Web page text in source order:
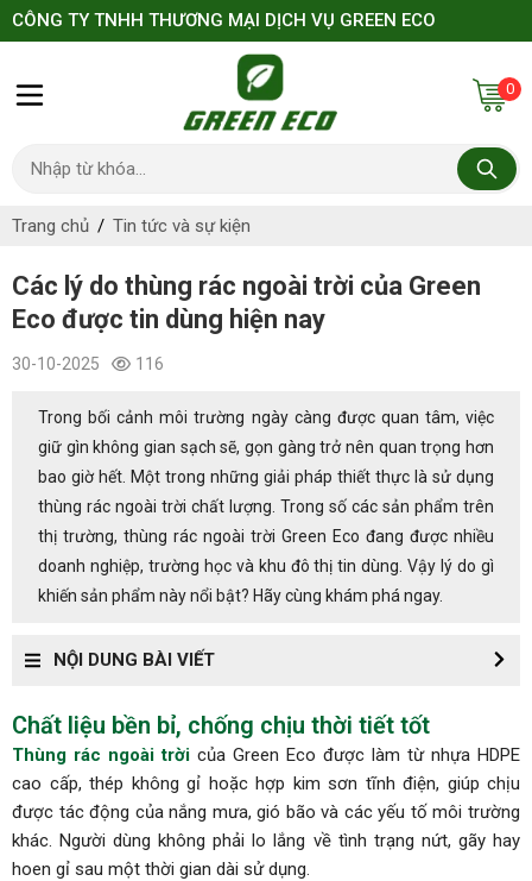
CÔNG TY TNHH THƯƠNG MẠI DỊCH VỤ GREEN ECO
0
Trang chủ Tin tức và sự kiện
Các lý do thùng rác ngoài trời của Green
Eco được tin dùng hiện nay
30-10-2025 116
Trong bối cảnh môi trường ngày càng được quan tâm, việc
giữ gìn không gian sạch sẽ, gọn gàng trở nên quan trọng hơn
bao giờ hết. Một trong những giải pháp thiết thực là sử dụng
thùng rác ngoài trời chất lượng. Trong số các sản phẩm trên
thị trường, thùng rác ngoài trời Green Eco đang được nhiều
doanh nghiệp, trường học và khu đô thị tin dùng. Vậy lý do gì
khiến sản phẩm này nổi bật? Hãy cùng khám phá ngay.
NỘI DUNG BÀI VIẾT
Chất liệu bền bỉ, chống chịu thời tiết tốt
Thùng rác ngoài trời của Green Eco được làm từ nhựa HDPE
cao cấp, thép không gỉ hoặc hợp kim sơn tĩnh điện, giúp chịu
được tác động của nắng mưa, gió bão và các yếu tố môi trường
khác. Người dùng không phải lo lắng về tình trạng nứt, gãy hay
hoen gỉ sau một thời gian dài sử dụng.